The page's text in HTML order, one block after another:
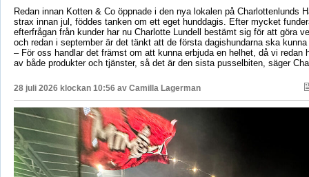
Redan innan Kotten & Co öppnade i den nya lokalen på Charlottenlunds
strax innan jul, föddes tanken om ett eget hunddagis. Efter mycket
efterfrågan från kunder har nu Charlotte Lundell bestämt sig för att göra
och redan i september är det tänkt att de första dagishundarna ska
– För oss handlar det främst om att kunna erbjuda en helhet, då vi redan
av både produkter och tjänster, så det är den sista pusselbiten, säger
28 juli 2026 klockan 10:56 av Camilla Lagerman